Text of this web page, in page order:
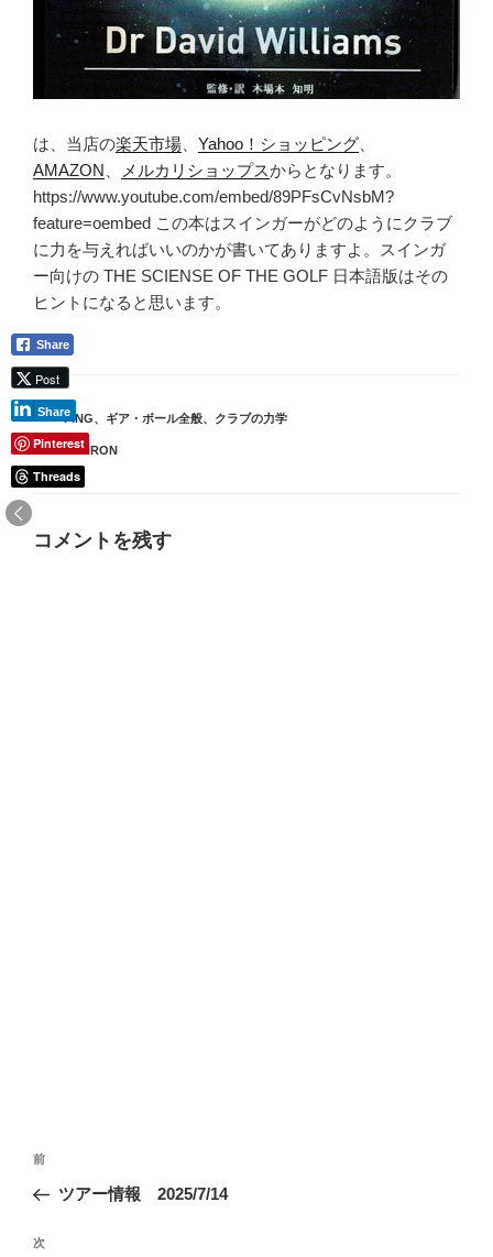
は、当店の楽天市場 Yahoo！ショッピング
AMAZON
メルカリショップスからとなります。
https://www.youtube.com/embed/89PFsCvNsbM?
feature=oembed この本はスインガーがどのようにクラブ
に力を与えればいいのかが書いてありますよ。スインガ
ー向けの THE SCIENSE OF THE GOLF 日本語版はその
ヒントになると思います。
カ
テ
ゴ
リ
PING、 ギア・ボール全般、 クラブの力学
タ
グ
I240IRON
コメントを残す
投
ナ
ビ
前
の
稿
前
ツアー情報 2025/7/14
次
次
Share
Post
Share
Pinterest
Threads